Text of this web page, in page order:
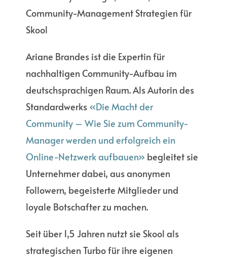
Community-Management Strategien für
Skool
Ariane Brandes ist die Expertin für
nachhaltigen Community-Aufbau im
deutschsprachigen Raum. Als Autorin des
Standardwerks «Die Macht der
Community – Wie Sie zum Community-
Manager werden und erfolgreich ein
Online-Netzwerk aufbauen» begleitet sie
Unternehmer dabei, aus anonymen
Followern, begeisterte Mitglieder und
loyale Botschafter zu machen.
Seit über 1,5 Jahren nutzt sie Skool als
strategischen Turbo für ihre eigenen